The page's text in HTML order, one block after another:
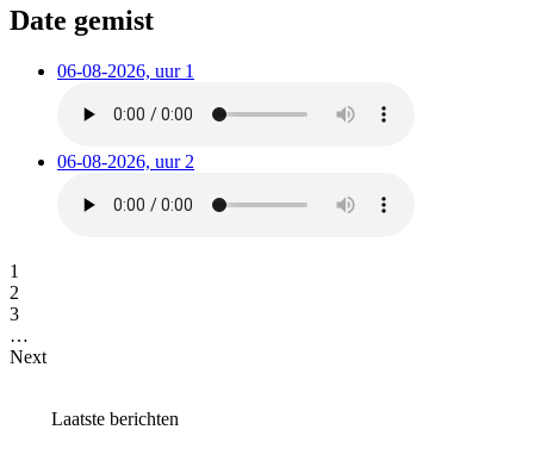
Date gemist
06-08-2026, uur 1
06-08-2026, uur 2
1
2
3
…
Next
Laatste berichten